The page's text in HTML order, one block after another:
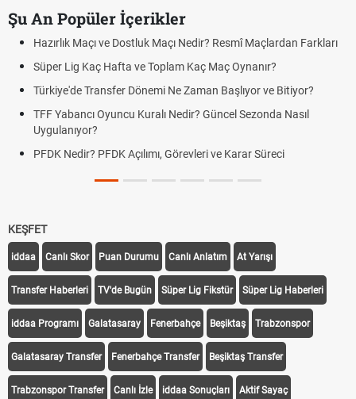
Şu An Popüler İçerikler
Hazırlık Maçı ve Dostluk Maçı Nedir? Resmî Maçlardan Farkları
Süper Lig Kaç Hafta ve Toplam Kaç Maç Oynanır?
Türkiye'de Transfer Dönemi Ne Zaman Başlıyor ve Bitiyor?
TFF Yabancı Oyuncu Kuralı Nedir? Güncel Sezonda Nasıl
Uygulanıyor?
PFDK Nedir? PFDK Açılımı, Görevleri ve Karar Süreci
KEŞFET
iddaa Canlı Skor Puan Durumu Canlı Anlatım At Yarışı
Transfer Haberleri TV'de Bugün Süper Lig Fikstür Süper Lig Haberleri
iddaa Programı Galatasaray Fenerbahçe Beşiktaş Trabzonspor
Galatasaray Transfer Fenerbahçe Transfer Beşiktaş Transfer
Trabzonspor Transfer Canlı İzle iddaa Sonuçları Aktif Sayaç